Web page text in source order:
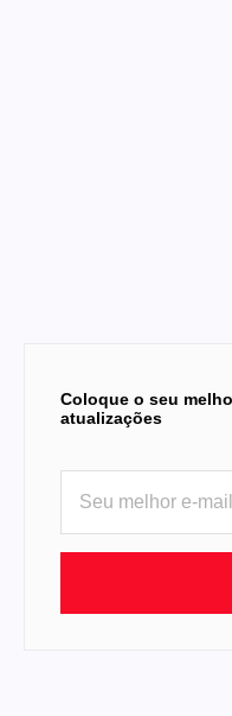
Coloque o seu
atualizações